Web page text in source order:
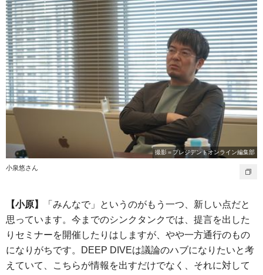
撮影＝プレジデントオンライン編集部
小泉悠さん
【小原】
「みんなで」というのがもう一つ、新しい点だと
思っています。今までのシンクタンクでは、提言を出した
りセミナーを開催したりはしますが、やや一方通行のもの
になりがちです。DEEP DIVEは議論のハブになりたいと考
えていて、こちらが情報を出すだけでなく、それに対して